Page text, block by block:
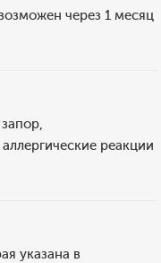
через 1 месяц
реакции
указана в